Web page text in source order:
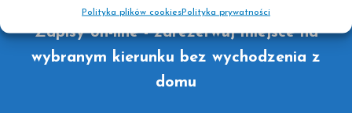
Polityka plików cookiesPolityka prywatności
Zapisy on-line - zarezerwuj miejsce na
wybranym kierunku bez wychodzenia z
domu